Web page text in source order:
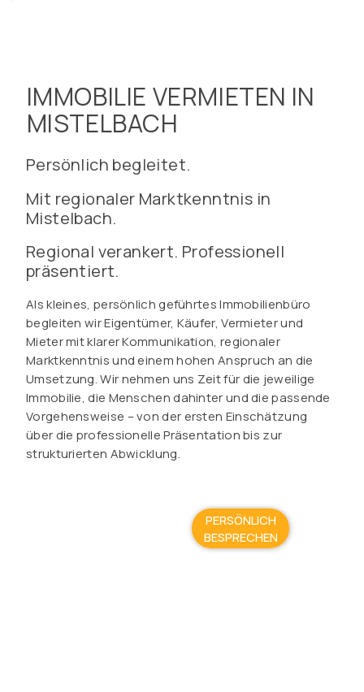
IMMOBILIE VERMIETEN IN
MISTELBACH
Persönlich begleitet.
Mit regionaler Marktkenntnis in
Mistelbach.
Regional verankert. Professionell
präsentiert.
Als kleines, persönlich geführtes Immobilienbüro
begleiten wir Eigentümer, Käufer, Vermieter und
Mieter mit klarer Kommunikation, regionaler
Marktkenntnis und einem hohen Anspruch an die
Umsetzung. Wir nehmen uns Zeit für die jeweilige
Immobilie, die Menschen dahinter und die passende
Vorgehensweise – von der ersten Einschätzung
über die professionelle Präsentation bis zur
strukturierten Abwicklung.
PERSÖNLICH
BESPRECHEN